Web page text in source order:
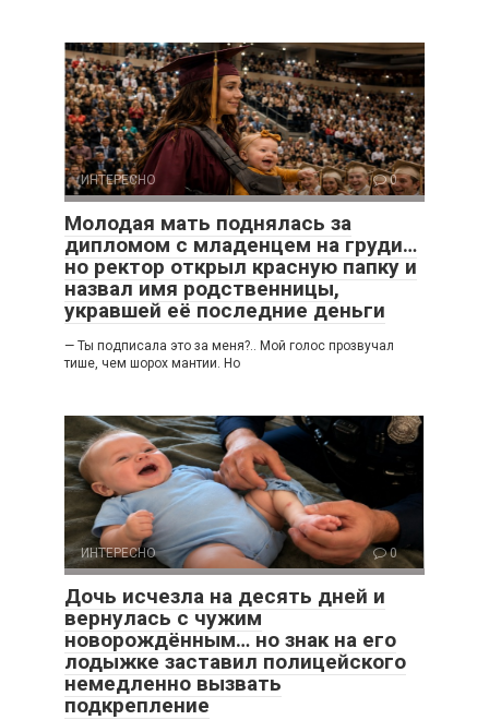
ИНТЕРЕСНО 0
Молодая мать поднялась за
дипломом с младенцем на груди…
но ректор открыл красную папку и
назвал имя родственницы,
укравшей её последние деньги
— Ты подписала это за меня?.. Мой голос прозвучал
тише, чем шорох мантии. Но
ИНТЕРЕСНО 0
Дочь исчезла на десять дней и
вернулась с чужим
новорождённым… но знак на его
лодыжке заставил полицейского
немедленно вызвать
подкрепление